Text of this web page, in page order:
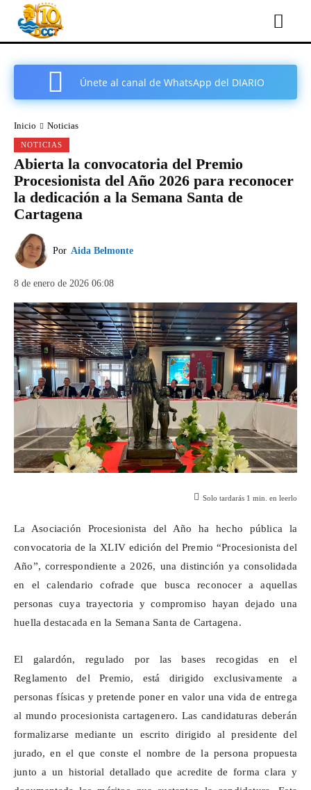
Únete al canal de WhatsApp del DIARIO
Inicio Noticias
NOTICIAS
Abierta la convocatoria del Premio
Procesionista del Año 2026 para reconocer
la dedicación a la Semana Santa de
Cartagena
Por Aida Belmonte
8 de enero de 2026 06:08
Solo tardarás 1 min. en leerlo
La Asociación Procesionista del Año ha hecho pública la
convocatoria de la XLIV edición del Premio “Procesionista del
Año”, correspondiente a 2026, una distinción ya consolidada
en el calendario cofrade que busca reconocer a aquellas
personas cuya trayectoria y compromiso hayan dejado una
huella destacada en la Semana Santa de Cartagena.
El galardón, regulado por las bases recogidas en el
Reglamento del Premio, está dirigido exclusivamente a
personas físicas y pretende poner en valor una vida de entrega
al mundo procesionista cartagenero. Las candidaturas deberán
formalizarse mediante un escrito dirigido al presidente del
jurado, en el que conste el nombre de la persona propuesta
junto a un historial detallado que acredite de forma clara y